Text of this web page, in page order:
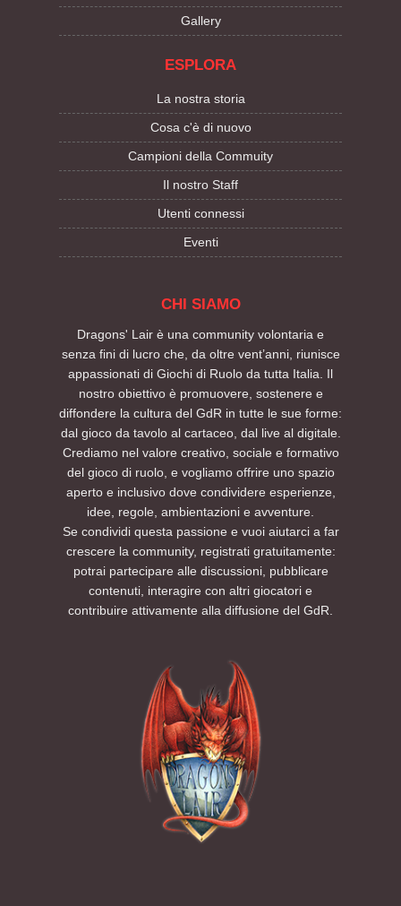
Gallery
ESPLORA
La nostra storia
Cosa c'è di nuovo
Campioni della Commuity
Il nostro Staff
Utenti connessi
Eventi
CHI SIAMO
Dragons' Lair è una community volontaria e
senza fini di lucro che, da oltre vent’anni, riunisce
appassionati di Giochi di Ruolo da tutta Italia. Il
nostro obiettivo è promuovere, sostenere e
diffondere la cultura del GdR in tutte le sue forme:
dal gioco da tavolo al cartaceo, dal live al digitale.
Crediamo nel valore creativo, sociale e formativo
del gioco di ruolo, e vogliamo offrire uno spazio
aperto e inclusivo dove condividere esperienze,
idee, regole, ambientazioni e avventure.
Se condividi questa passione e vuoi aiutarci a far
crescere la community, registrati gratuitamente:
potrai partecipare alle discussioni, pubblicare
contenuti, interagire con altri giocatori e
contribuire attivamente alla diffusione del GdR.